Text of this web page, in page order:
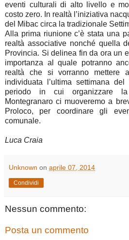
eventi culturali di alto livello e
costo zero. In realtà l’iniziativa
del Mibac circa la tradizionale
Alla prima riunione c’è stata una
realtà associative nonché quella
Provincia. Si delinea fin da ora un
importanza al quale potranno
realtà che si vorranno mettere
individuata l’ultima settimana
periodo in cui organizzare
Montegranaro ci muoveremo a
Proloco, per coordinare gli
comunale.
Luca Craia
Unknown on aprile 07, 2014
Condividi
Nessun commento:
Posta un commento